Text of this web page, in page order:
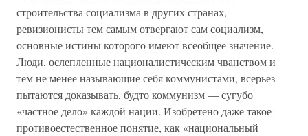
строительства социализма в других странах,
ревизионисты тем самым отвергают сам социализм,
основные истины которого имеют всеобщее значение.
Люди, ослепленные националистическим чванством и
тем не менее называющие себя коммунистами, всерьез
пытаются доказывать, будто коммунизм — сугубо
«частное дело» каждой нации. Изобретено даже такое
противоестественное понятие, как «национальный